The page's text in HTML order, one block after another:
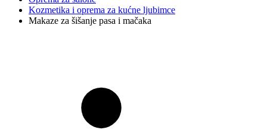
Kozmetika i oprema za kućne ljubimce
Makaze za šišanje pasa i mačaka